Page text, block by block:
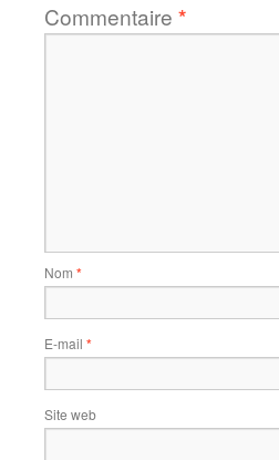
Commentaire *
Nom *
E-mail *
Site web